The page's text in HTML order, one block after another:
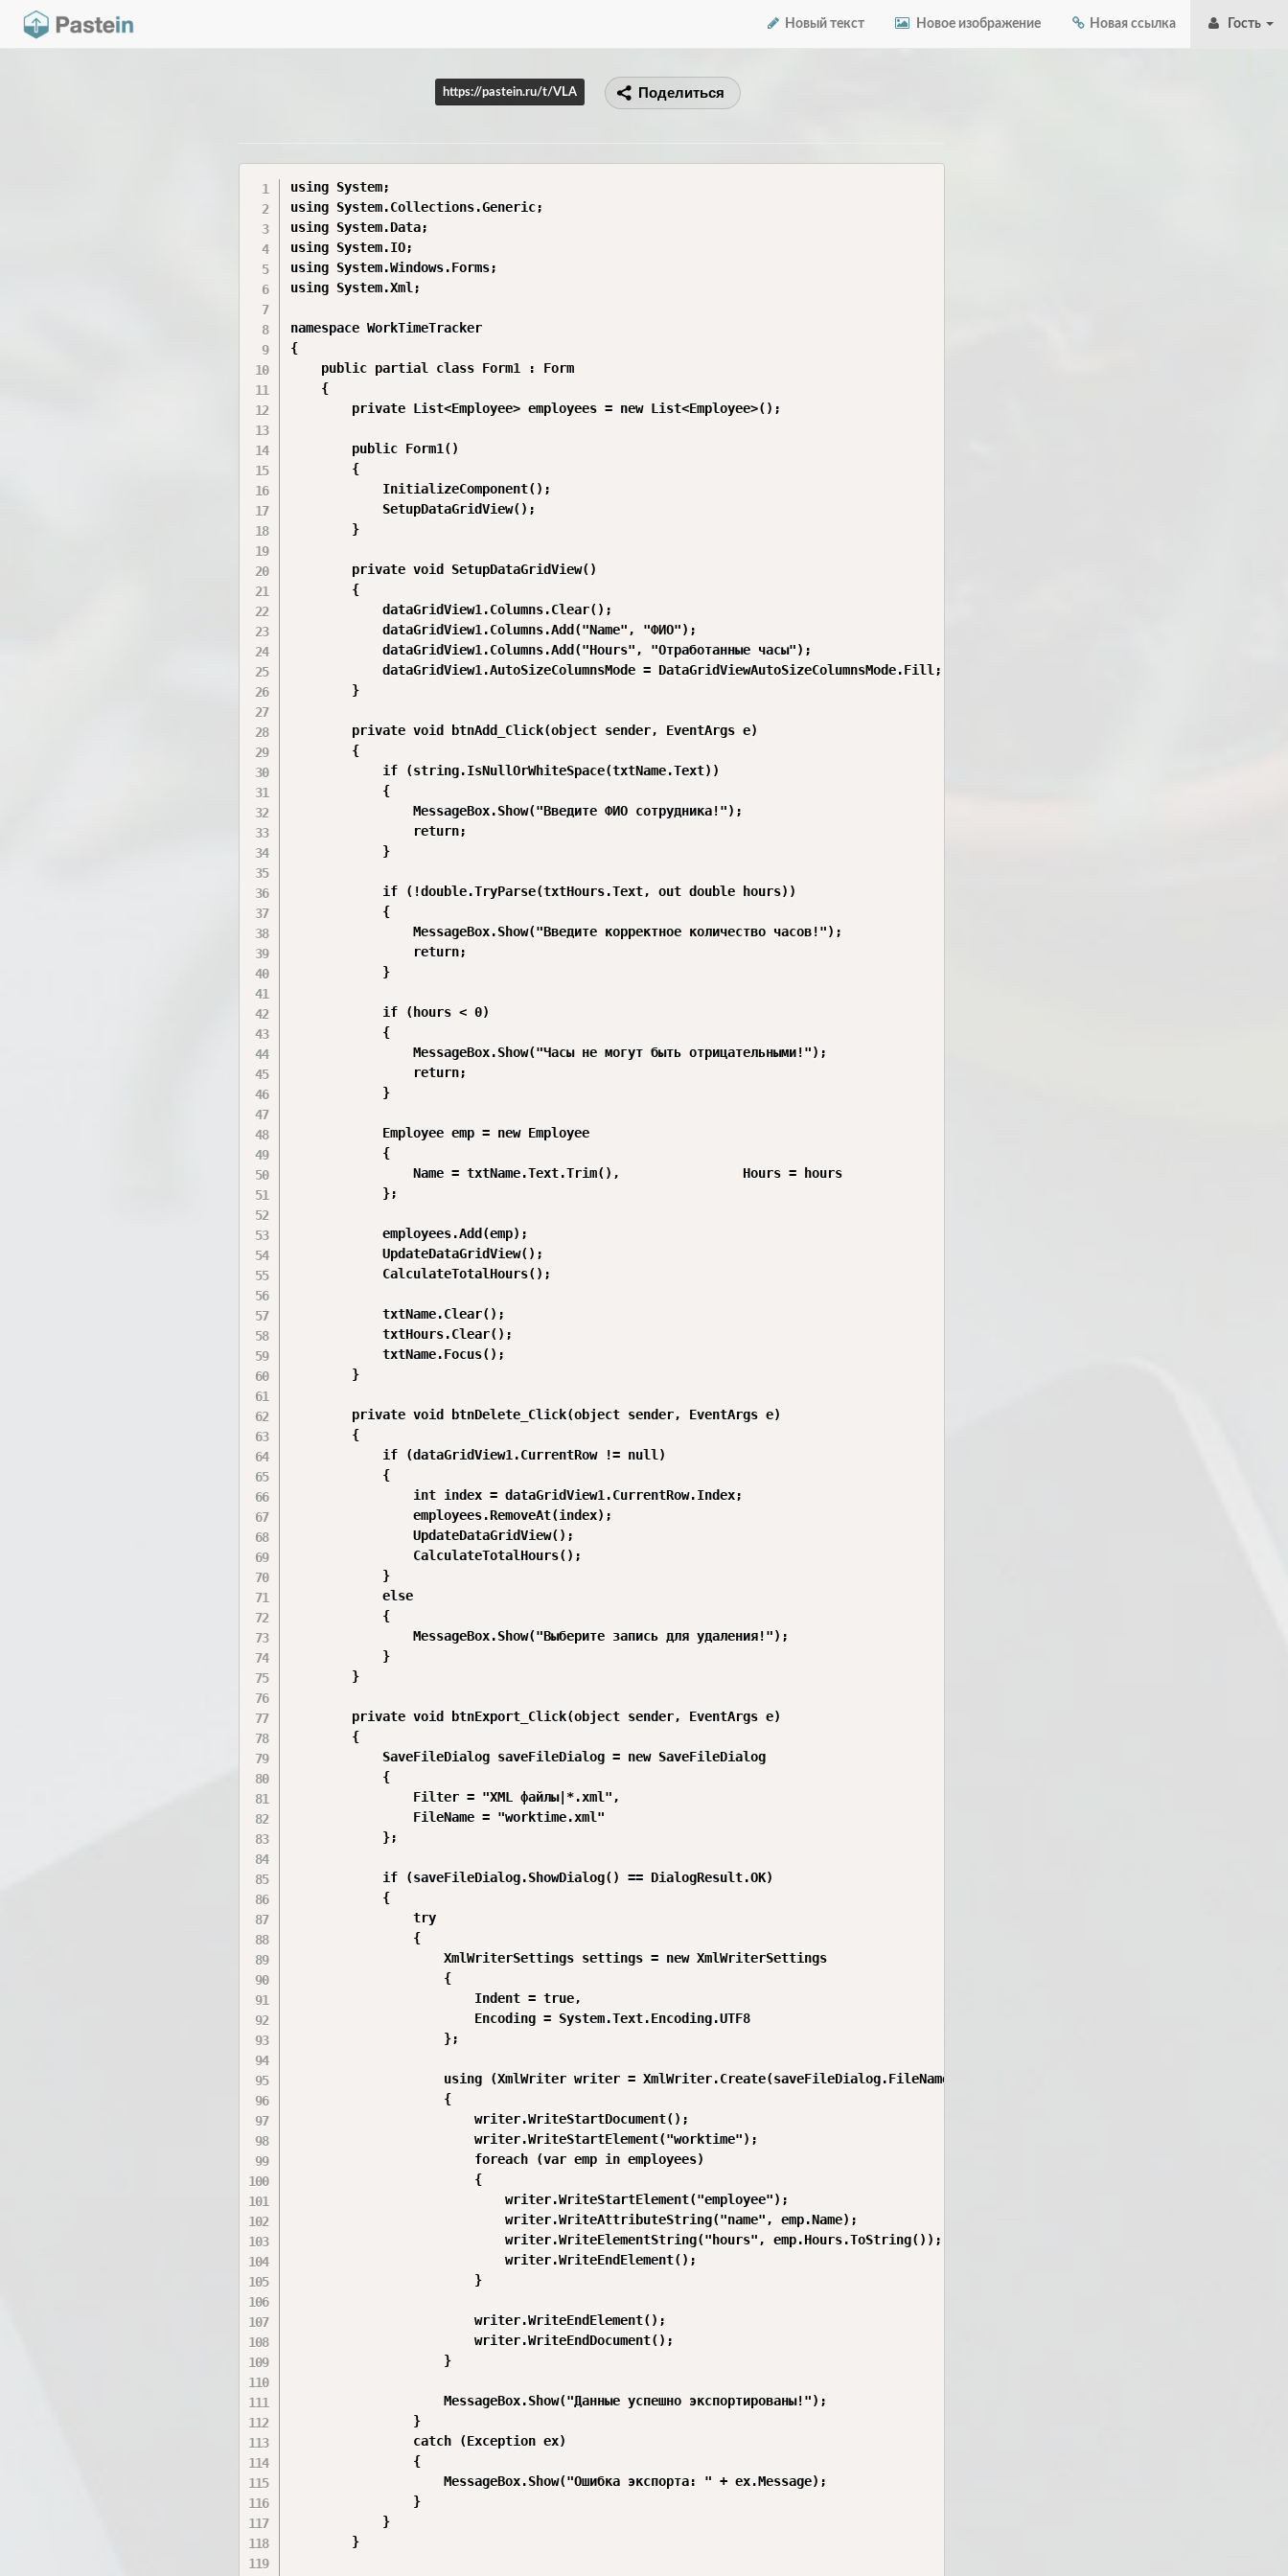
Новый текст Новое изображение Новая ссылка Гость
https://pastein.ru/t/VLA Поделиться
using System;
using System.Collections.Generic;
using System.Data;
using System.IO;
using System.Windows.Forms;
using System.Xml;
namespace WorkTimeTracker
{
    public partial class Form1 : Form
    {
        private List<Employee> employees = new List<Employee>();
        public Form1()
        {
            InitializeComponent();
            SetupDataGridView();
        }
        private void SetupDataGridView()
        {
            dataGridView1.Columns.Clear();
            dataGridView1.Columns.Add("Name", "ФИО");
            dataGridView1.Columns.Add("Hours", "Отработанные часы");
            dataGridView1.AutoSizeColumnsMode = DataGridViewAutoSizeColumnsMode.Fill;
        }
        private void btnAdd_Click(object sender, EventArgs e)
        {
            if (string.IsNullOrWhiteSpace(txtName.Text))
            {
                MessageBox.Show("Введите ФИО сотрудника!");
                return;
            }
            if (!double.TryParse(txtHours.Text, out double hours))
            {
                MessageBox.Show("Введите корректное количество часов!");
                return;
            }
            if (hours < 0)
            {
                MessageBox.Show("Часы не могут быть отрицательными!");
                return;
            }
            Employee emp = new Employee
            {
                Name = txtName.Text.Trim(),                Hours = hours
            };
            employees.Add(emp);
            UpdateDataGridView();
            CalculateTotalHours();
            txtName.Clear();
            txtHours.Clear();
            txtName.Focus();
        }
        private void btnDelete_Click(object sender, EventArgs e)
        {
            if (dataGridView1.CurrentRow != null)
            {
                int index = dataGridView1.CurrentRow.Index;
                employees.RemoveAt(index);
                UpdateDataGridView();
                CalculateTotalHours();
            }
            else
            {
                MessageBox.Show("Выберите запись для удаления!");
            }
        }
        private void btnExport_Click(object sender, EventArgs e)
        {
            SaveFileDialog saveFileDialog = new SaveFileDialog
            {
                Filter = "XML файлы|*.xml",
                FileName = "worktime.xml"
            };
            if (saveFileDialog.ShowDialog() == DialogResult.OK)
            {
                try
                {
                    XmlWriterSettings settings = new XmlWriterSettings
                    {
                        Indent = true,
                        Encoding = System.Text.Encoding.UTF8
                    };
                    using (XmlWriter writer = XmlWriter.Create(saveFileDialog.FileName, settings))
                    {
                        writer.WriteStartDocument();
                        writer.WriteStartElement("worktime");
                        foreach (var emp in employees)
                        {
                            writer.WriteStartElement("employee");
                            writer.WriteAttributeString("name", emp.Name);
                            writer.WriteElementString("hours", emp.Hours.ToString());
                            writer.WriteEndElement();
                        }
                        writer.WriteEndElement();
                        writer.WriteEndDocument();
                    }
                    MessageBox.Show("Данные успешно экспортированы!");
                }
                catch (Exception ex)
                {
                    MessageBox.Show("Ошибка экспорта: " + ex.Message);
                }
            }
        }